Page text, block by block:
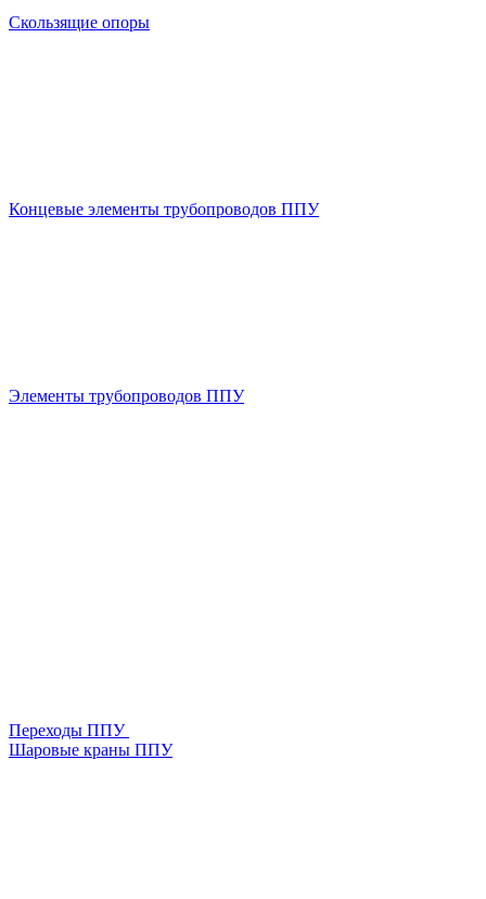
Скользящие опоры
Концевые элементы трубопроводов ППУ
Элементы трубопроводов ППУ
Переходы ППУ
Шаровые краны ППУ